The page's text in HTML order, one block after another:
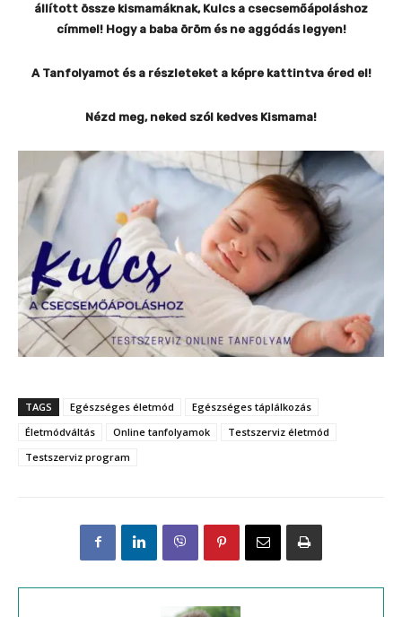
állított össze kismamáknak, Kulcs a csecsemőápoláshoz
címmel! Hogy a baba öröm és ne aggódás legyen!
A Tanfolyamot és a részleteket a képre kattintva éred el!
Nézd meg, neked szól kedves Kismama!
TAGS Egészséges életmód
Egészséges táplálkozás
Életmódváltás
Online tanfolyamok
Testszerviz életmód
Testszerviz program